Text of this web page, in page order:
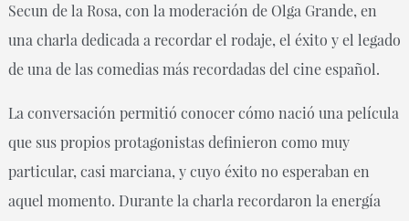
Secun de la Rosa, con la moderación de Olga Grande, en
una charla dedicada a recordar el rodaje, el éxito y el legado
de una de las comedias más recordadas del cine español.
La conversación permitió conocer cómo nació una película
que sus propios protagonistas definieron como muy
particular, casi marciana, y cuyo éxito no esperaban en
aquel momento. Durante la charla recordaron la energía